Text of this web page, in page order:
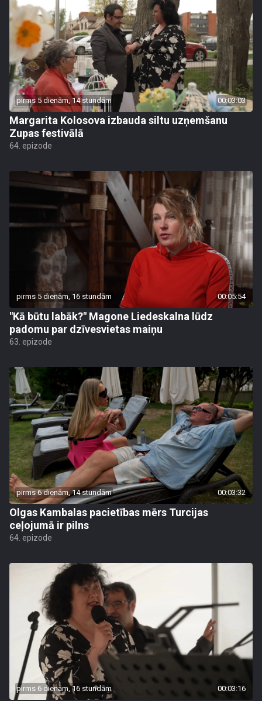
pirms 5 dienām, 14 stundām 00:03:03
Margarita Kolosova izbauda siltu uzņemšanu
Zupas festivālā
64. epizode
pirms 5 dienām, 16 stundām 00:05:54
"Kā būtu labāk?" Magone Liedeskalna lūdz
padomu par dzīvesvietas maiņu
63. epizode
pirms 6 dienām, 14 stundām 00:03:32
Olgas Kambalas pacietības mērs Turcijas
ceļojumā ir pilns
64. epizode
pirms 6 dienām, 16 stundām 00:03:16